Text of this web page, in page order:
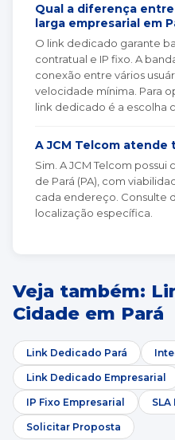
Qual a diferença
larga empresarial em
O link dedicado garante
contratual e IP fixo. A
conexão entre vários
velocidade mínima. Para
link dedicado é a escolha
A JCM Telcom atende
Sim. A JCM Telcom
de Pará (PA), com
cada endereço. Consulte
localização específica.
Veja também:
Cidade em Pará
Link Dedicado Pará
Link Dedicado Empresarial
IP Fixo Empresarial
Solicitar Proposta